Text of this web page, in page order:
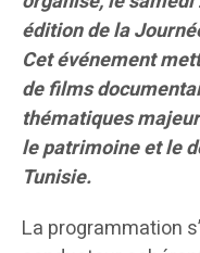
édition de la
Cet événement
de films
thématiques
le patrimoine et le
Tunisie.
La programmation